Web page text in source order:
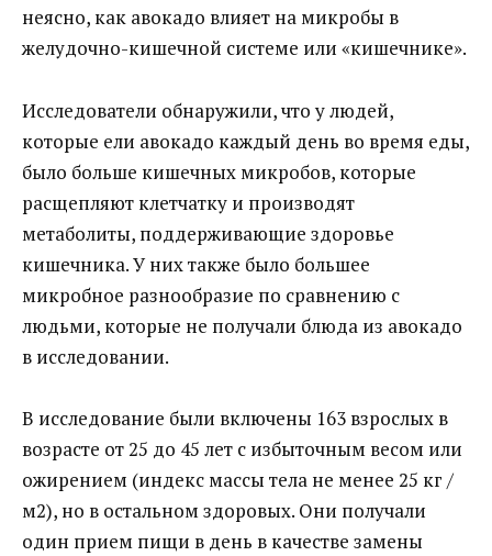
неясно, как авокадо влияет на микробы в
желудочно-кишечной системе или «кишечнике».
Исследователи обнаружили, что у людей,
которые ели авокадо каждый день во время еды,
было больше кишечных микробов, которые
расщепляют клетчатку и производят
метаболиты, поддерживающие здоровье
кишечника. У них также было большее
микробное разнообразие по сравнению с
людьми, которые не получали блюда из авокадо
в исследовании.
В исследование были включены 163 взрослых в
возрасте от 25 до 45 лет с избыточным весом или
ожирением (индекс массы тела не менее 25 кг /
м2), но в остальном здоровых. Они получали
один прием пищи в день в качестве замены